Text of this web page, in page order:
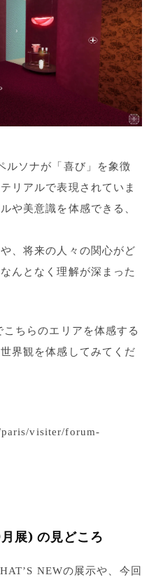
ルソナが「喜び」を象徴
リアルで表現されていま
や美意識を体感できる、
、将来の人々の関心がど
んとなく理解が深まった
ちらのエリアを体感する
界観を体感してみてくだ
visiter/forum-
展) の見どころ
NEWの展示や、今回